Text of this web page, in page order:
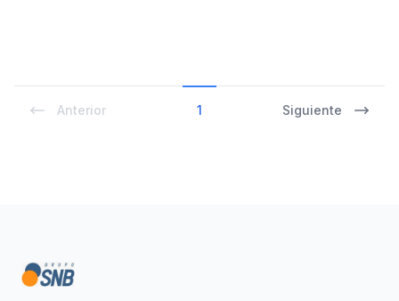
Anterior 1 Siguiente